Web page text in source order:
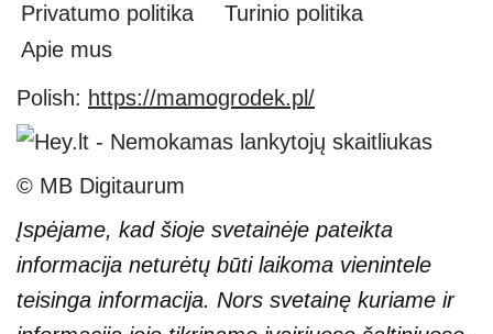
Privatumo politika
Turinio politika
Apie mus
Polish: https://mamogrodek.pl/
© MB Digitaurum
Įspėjame, kad šioje svetainėje pateikta
informacija neturėtų būti laikoma vienintele
teisinga informacija. Nors svetainę kuriame ir